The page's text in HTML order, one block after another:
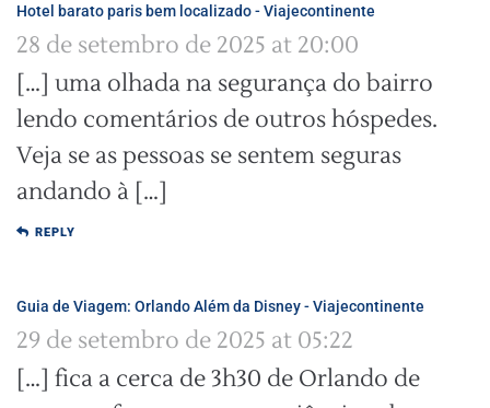
Hotel barato paris bem localizado - Viajecontinente
28 de setembro de 2025 at 20:00
[…] uma olhada na segurança do bairro
lendo comentários de outros hóspedes.
Veja se as pessoas se sentem seguras
andando à […]
REPLY
Guia de Viagem: Orlando Além da Disney - Viajecontinente
29 de setembro de 2025 at 05:22
[…] fica a cerca de 3h30 de Orlando de